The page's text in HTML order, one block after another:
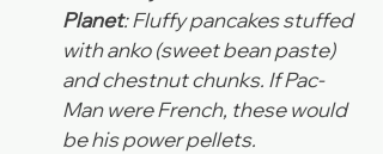
Planet: Fluffy pancakes stuffed
with anko (sweet bean paste)
and chestnut chunks. If Pac-
Man were French, these would
be his power pellets.